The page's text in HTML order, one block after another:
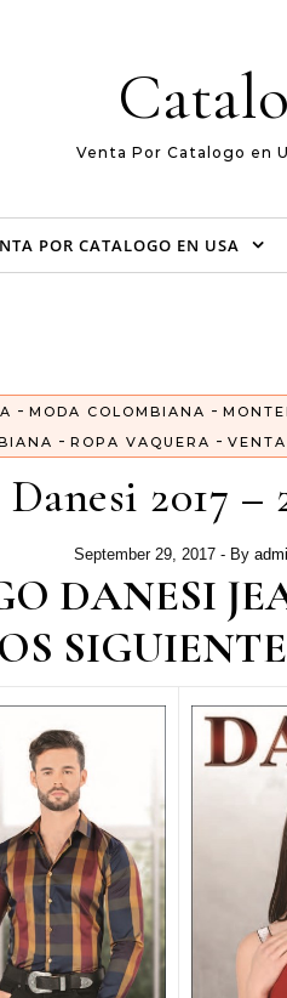
Venta Por Catalogo en
POR CATALOGO EN USA
- MODA COLOMBIANA -
- ROPA VAQUERA -
Danesi 2017 –
September 29, 2017 - By
DANESI